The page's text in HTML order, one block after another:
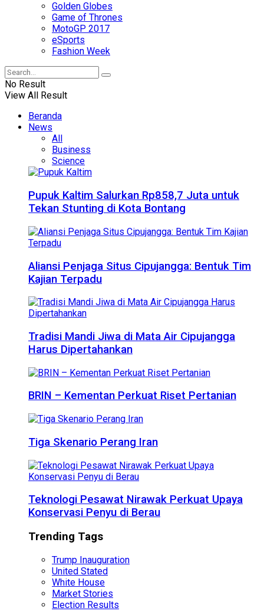
Golden Globes
Game of Thrones
MotoGP 2017
eSports
Fashion Week
No Result
View All Result
Beranda
News
All
Business
Science
Pupuk Kaltim Salurkan Rp858,7 Juta untuk
Tekan Stunting di Kota Bontang
Aliansi Penjaga Situs Cipujangga: Bentuk Tim
Kajian Terpadu
Tradisi Mandi Jiwa di Mata Air Cipujangga
Harus Dipertahankan
BRIN – Kementan Perkuat Riset Pertanian
Tiga Skenario Perang Iran
Teknologi Pesawat Nirawak Perkuat Upaya
Konservasi Penyu di Berau
Trending Tags
Trump Inauguration
United Stated
White House
Market Stories
Election Results